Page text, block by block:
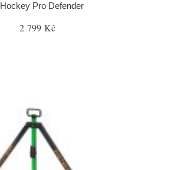
Hockey Pro Defender
2 799 Kč